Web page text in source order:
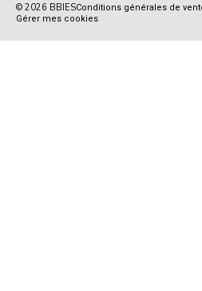
© 2026 BBIESConditions générales de
Gérer mes cookies